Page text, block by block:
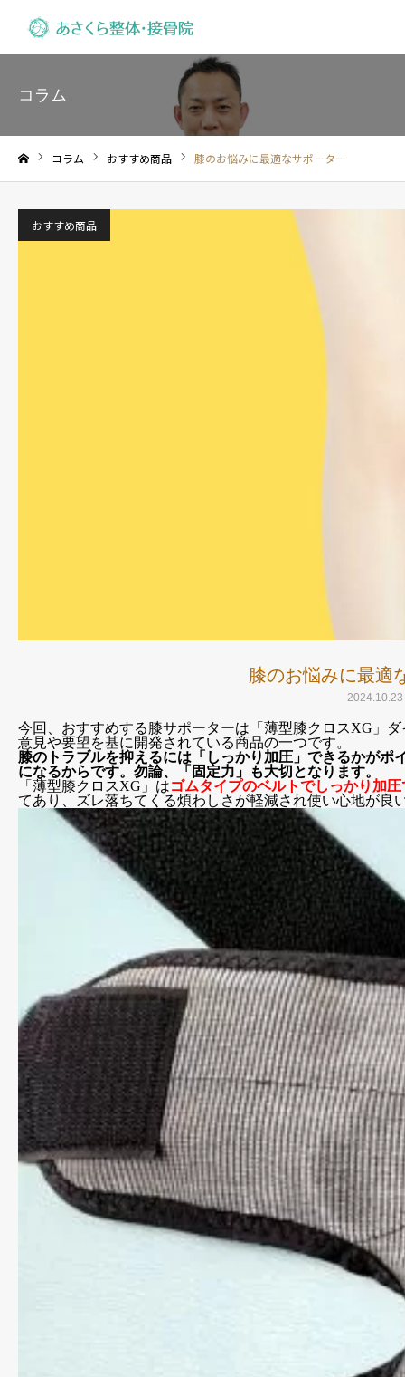
コラム
コラム おすすめ商品 膝のお悩みに最適なサポーター
おすすめ商品
膝のお悩みに最適
2024.10.23
今回、おすすめする膝サポーターは「薄型膝クロスXG」
意見や要望を基に開発されている商品の一つです。
膝のトラブルを抑えるには「しっかり加圧」できるかが
になるからです。勿論、「固定力」も大切となります。
「薄型膝クロスXG」はゴムタイプのベルトでしっかり加
てあり、ズレ落ちてくる煩わしさが軽減され使い心地が良